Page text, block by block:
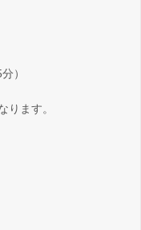
）
ります。